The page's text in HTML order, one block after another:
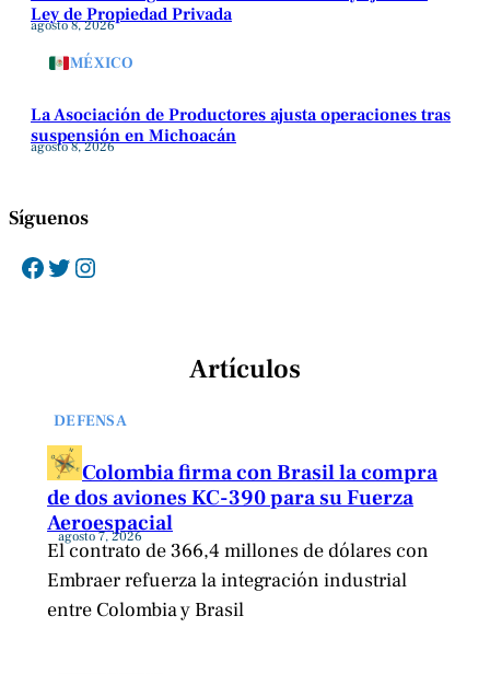
Ley de Propiedad Privada
agosto 8, 2026
MÉXICO
La Asociación de Productores ajusta operaciones tras
suspensión en Michoacán
agosto 8, 2026
Síguenos
Facebook Twitter Instagram
Artículos
DEFENSA
Colombia firma con Brasil la compra
de dos aviones KC-390 para su Fuerza
Aeroespacial
agosto 7, 2026
El contrato de 366,4 millones de dólares con
Embraer refuerza la integración industrial
entre Colombia y Brasil